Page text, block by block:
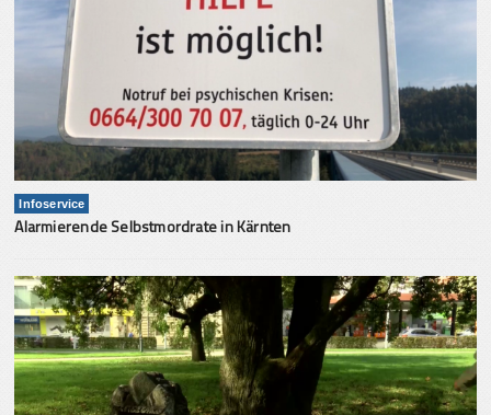
Infoservice
Alarmierende Selbstmordrate in Kärnten